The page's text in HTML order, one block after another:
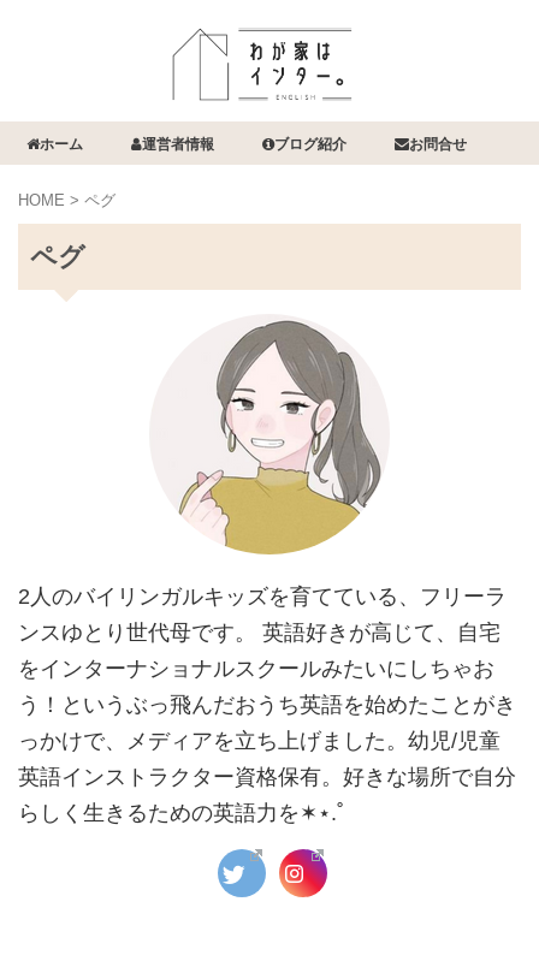
ホーム 運営者情報 ブログ紹介 お問合せ
HOME > ペグ
ペグ
2人のバイリンガルキッズを育てている、フリーラ
ンスゆとり世代母です。 英語好きが高じて、自宅
をインターナショナルスクールみたいにしちゃお
う！というぶっ飛んだおうち英語を始めたことがき
っかけで、メディアを立ち上げました。幼児/児童
英語インストラクター資格保有。好きな場所で自分
らしく生きるための英語力を✶⋆.˚